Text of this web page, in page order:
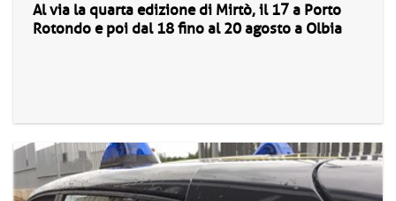
Al via la quarta edizione di Mirtò, il 17 a Porto
Rotondo e poi dal 18 fino al 20 agosto a Olbia